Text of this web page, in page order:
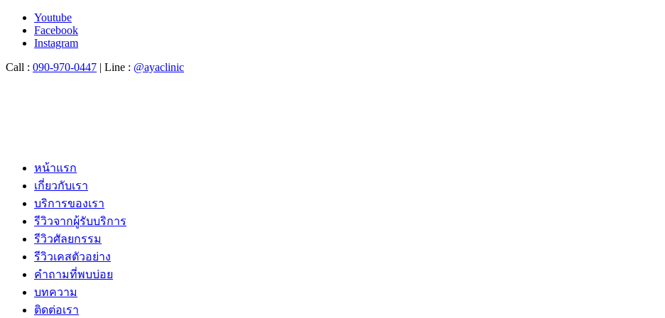
Youtube
Facebook
Instagram
Call : 090-970-0447 | Line : @ayaclinic
หน้าแรก
เกี่ยวกับเรา
บริการของเรา
รีวิวจากผู้รับบริการ
รีวิวศัลยกรรม
รีวิวเคสตัวอย่าง
คำถามที่พบบ่อย
บทความ
ติดต่อเรา